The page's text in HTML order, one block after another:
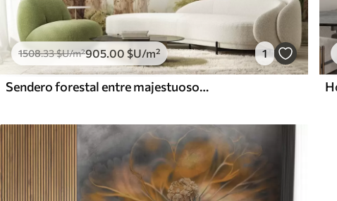
1508.33$U/m²905 .00 $U/m² 1
Sendero forestal entre majestuosos árboles en estilo acuarela